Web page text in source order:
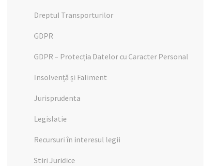
Dreptul Transporturilor
GDPR
GDPR – Protecția Datelor cu Caracter Personal
Insolvență și Faliment
Jurisprudenta
Legislatie
Recursuri în interesul legii
Stiri Juridice